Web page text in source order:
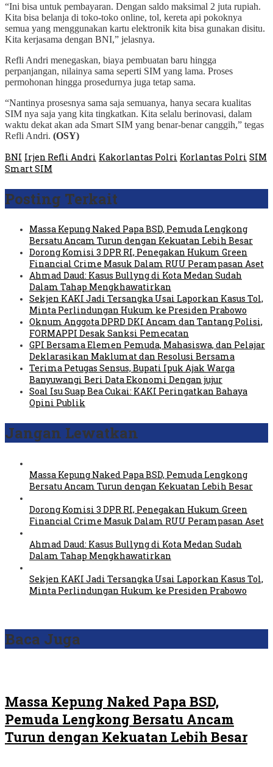
“Ini bisa untuk pembayaran. Dengan saldo maksimal 2 juta rupiah.
Kita bisa belanja di toko-toko online, tol, kereta api pokoknya
semua yang menggunakan kartu elektronik kita bisa gunakan disitu.
Kita kerjasama dengan BNI,” jelasnya.
Refli Andri menegaskan, biaya pembuatan baru hingga
perpanjangan, nilainya sama seperti SIM yang lama. Proses
permohonan hingga prosedurnya juga tetap sama.
“Nantinya prosesnya sama saja semuanya, hanya secara kualitas
SIM nya saja yang kita tingkatkan. Kita selalu berinovasi, dalam
waktu dekat akan ada Smart SIM yang benar-benar canggih,” tegas
Refli Andri. (OSY)
BNI Irjen Refli Andri Kakorlantas Polri Korlantas Polri SIM
Smart SIM
Posting Terkait
Massa Kepung Naked Papa BSD, Pemuda Lengkong
Bersatu Ancam Turun dengan Kekuatan Lebih Besar
Dorong Komisi 3 DPR RI, Penegakan Hukum Green
Financial Crime Masuk Dalam RUU Perampasan Aset
Ahmad Daud: Kasus Bullyng di Kota Medan Sudah
Dalam Tahap Mengkhawatirkan
Sekjen KAKI Jadi Tersangka Usai Laporkan Kasus Tol,
Minta Perlindungan Hukum ke Presiden Prabowo
Oknum Anggota DPRD DKI Ancam dan Tantang Polisi,
FORMAPPI Desak Sanksi Pemecatan
GPI Bersama Elemen Pemuda, Mahasiswa, dan Pelajar
Deklarasikan Maklumat dan Resolusi Bersama
Terima Petugas Sensus, Bupati Ipuk Ajak Warga
Banyuwangi Beri Data Ekonomi Dengan jujur
Soal Isu Suap Bea Cukai: KAKI Peringatkan Bahaya
Opini Publik
Jangan Lewatkan
Massa Kepung Naked Papa BSD, Pemuda Lengkong
Bersatu Ancam Turun dengan Kekuatan Lebih Besar
Dorong Komisi 3 DPR RI, Penegakan Hukum Green
Financial Crime Masuk Dalam RUU Perampasan Aset
Ahmad Daud: Kasus Bullyng di Kota Medan Sudah
Dalam Tahap Mengkhawatirkan
Sekjen KAKI Jadi Tersangka Usai Laporkan Kasus Tol,
Minta Perlindungan Hukum ke Presiden Prabowo
Baca Juga
Massa Kepung Naked Papa BSD,
Pemuda Lengkong Bersatu Ancam
Turun dengan Kekuatan Lebih Besar